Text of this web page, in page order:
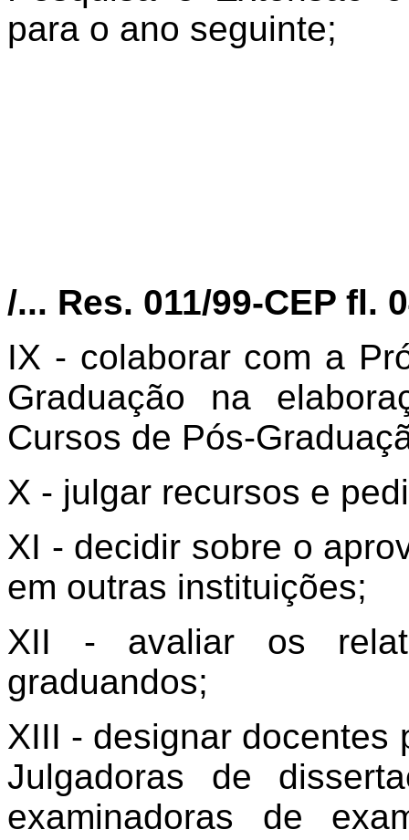
para o ano seguinte;
/... Res. 011/99-CEP fl.
IX - colaborar com a
Graduação na
Cursos de Pós-
X - julgar recursos e
XI - decidir sobre o
em outras instituições;
XII - avaliar os
graduandos;
XIII - designar docentes
Julgadoras de
examinadoras de